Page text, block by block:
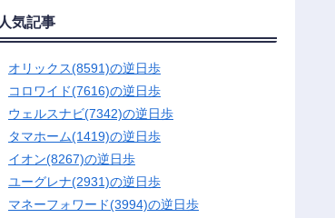
人気記事
オリックス(8591)の逆日歩
コロワイド(7616)の逆日歩
ウェルスナビ(7342)の逆日歩
タマホーム(1419)の逆日歩
イオン(8267)の逆日歩
ユーグレナ(2931)の逆日歩
マネーフォワード(3994)の逆日歩